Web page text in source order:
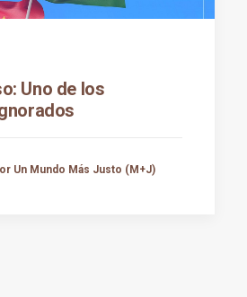
Uno de los
Un Mundo Más Justo (M+J)